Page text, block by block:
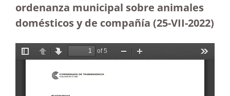
ordenanza municipal sobre animales
domésticos y de compañía (25-VII-2022)